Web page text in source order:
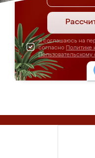
Я соглашаюсь на
согласно Политике